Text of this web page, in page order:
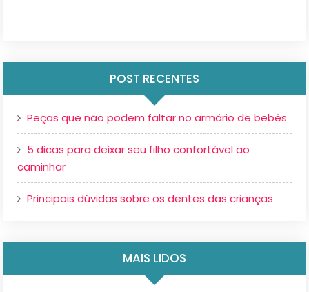
POST RECENTES
Peças que não podem faltar no armário de bebês
5 dicas para deixar seu filho confortável ao
caminhar
Principais dúvidas sobre os dentes das crianças
MAIS LIDOS